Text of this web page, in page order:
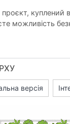
куплений
можливість
версія